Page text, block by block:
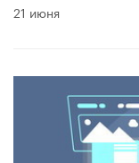
21 июня